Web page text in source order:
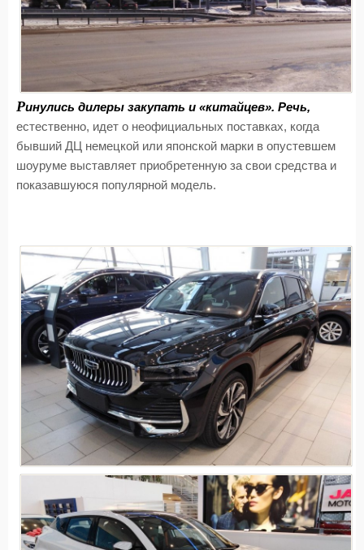
Ринулись дилеры закупать и «китайцев». Речь,
естественно, идет о неофициальных поставках, когда
бывший ДЦ немецкой или японской марки в опустевшем
шоуруме выставляет приобретенную за свои средства и
показавшуюся популярной модель.